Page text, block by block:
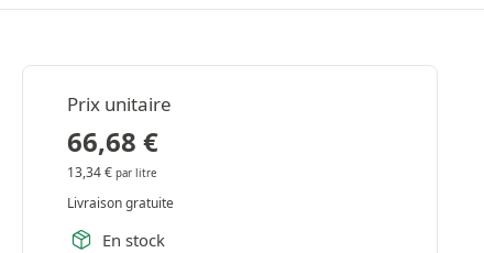
Prix unitaire
66,68 €
13,34€ par litre
Livraison gratuite
En stock